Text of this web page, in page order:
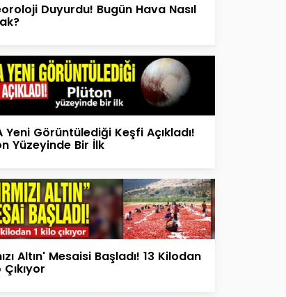
Duyurdu! Bugün Hava Nasıl
Yeni Görüntülediği Keşfi Açıkladı!
Yüzeyinde Bir İlk
Altın' Mesaisi Başladı! 13 Kilodan
Çıkıyor